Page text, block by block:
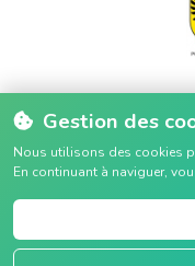
© 2022 - 2026
Gestion des
Nous utilisons des cookies
En continuant à naviguer,